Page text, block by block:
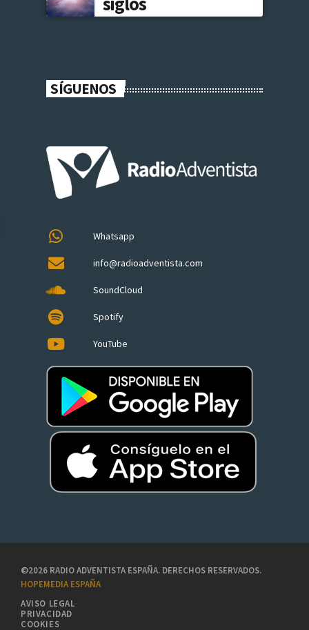
SÍGUENOS
Whatsapp
info@radioadventista.com
SoundCloud
Spotify
YouTube
©2026 RADIO ADVENTISTA ESPAÑA. DERECHOS RESERVADOS.
HOPEMEDIA ESPAÑA
AVISO LEGAL
PRIVACIDAD
COOKIES